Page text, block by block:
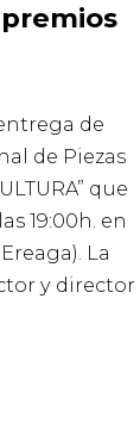
de
de Piezas
que
19:00h. en
La
y director